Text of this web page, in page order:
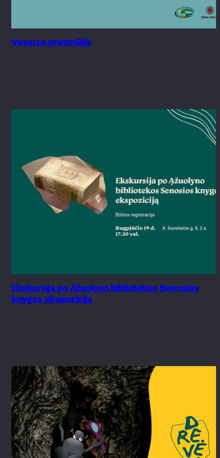
Vasaros protmūšis
Ekskursija po Ąžuolyno bibliotekos Senosios
knygos ekspoziciją